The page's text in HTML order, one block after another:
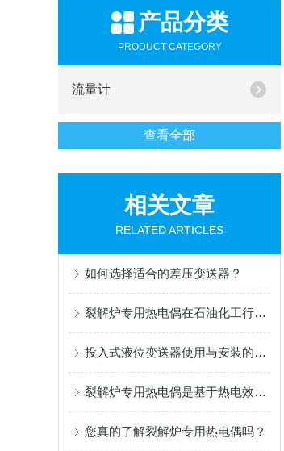
产品分类
PRODUCT CATEGORY
流量计
查看全部
相关文章
RELATED ARTICLES
如何选择适合的差压变送器？
裂解炉专用热电偶在石油化工行业的应用
投入式液位变送器使用与安装的注意事项
裂解炉专用热电偶是基于热电效应工作的
您真的了解裂解炉专用热电偶吗？